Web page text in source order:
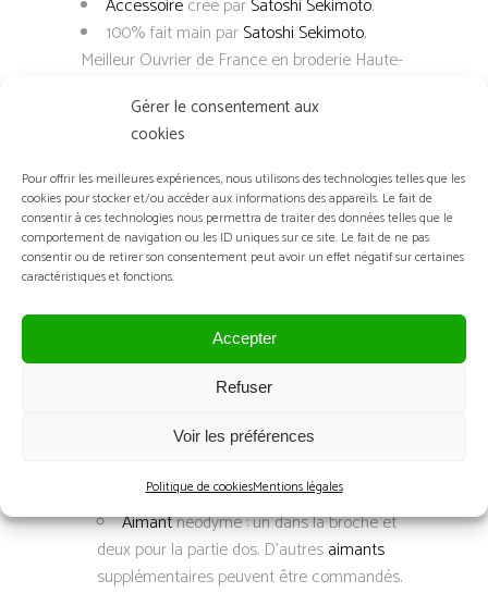
Gérer le consentement aux
cookies
Pour offrir les meilleures expériences, nous utilisons des technologies telles que les
cookies pour stocker et/ou accéder aux informations des appareils. Le fait de
consentir à ces technologies nous permettra de traiter des données telles que le
comportement de navigation ou les ID uniques sur ce site. Le fait de ne pas
consentir ou de retirer son consentement peut avoir un effet négatif sur certaines
caractéristiques et fonctions.
Accepter
Refuser
Voir les préférences
Politique de cookiesMentions légales
100% fait main parSatoshi Sekimoto,
Meilleur Ouvrier de France en broderie Haute-
Techniques : broderie Luneville.
Composition :
Couleurs de paillettes : noir, blanc et
argent
Couleurs de cuvettes : noir, blanc et
argent
Couleurs de paillettes fantaisies : noir et
Couleurs de perles de rocaille : noir et
cristal
Couleurs de perles : noir
Tissus : organza de soie noir
Cuir noir
Aimantnéodyme : un dans la broche et
deux pour la partie dos. D’autresaimants
supplémentaires peuvent être commandés.